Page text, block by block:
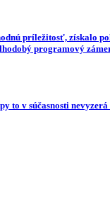
príležitosť, získalo
programový
to v súčasnosti